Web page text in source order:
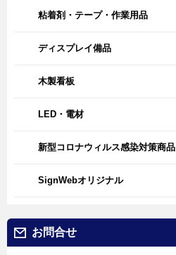
粘着剤・テープ・作業用品
ディスプレイ備品
木製看板
LED・電材
新型コロナウィルス感染対策商品
SignWebオリジナル
お問合せ